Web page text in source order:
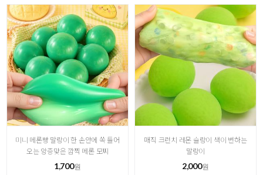
미니 메론빵 말랑이 한 손안에 쏙 들어
오는 앙증맞은 깜찍 메론 모찌
1,700원
매직 크런치 레몬 슬랑이 색이 변하는
말랑이
2,000원